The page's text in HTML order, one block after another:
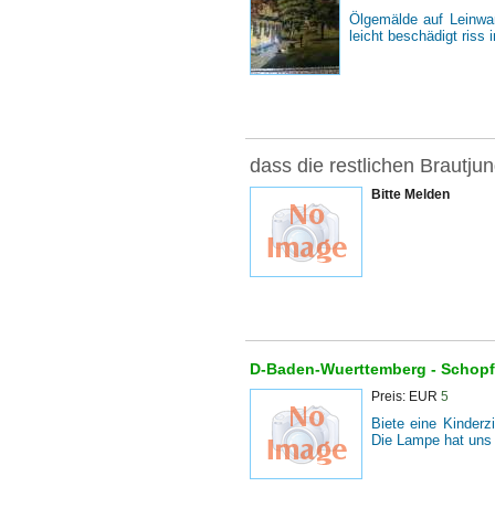
Ölgemälde auf
leicht beschädigt riss
dass die restlichen
Bitte Melden
D-Baden-Wuerttemberg -
Preis: EUR 5
Biete eine
Die Lampe hat